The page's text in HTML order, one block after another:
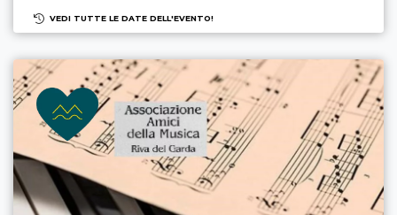
VEDI TUTTE LE DATE DELL'EVENTO!